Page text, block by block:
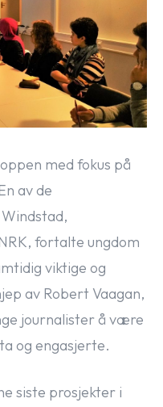
med fokus på
av de
fortalte ungdom
viktige og
av Robert Vaagan,
journalister å være
og engasjerte.
siste prosjekter i